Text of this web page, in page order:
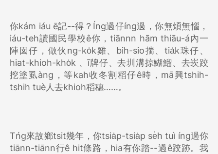
你kám iáu ē記--得？Íng過仔íng過，你無煩無惱，
iáu-teh讀國民學校ê你，tiānnn hām thiāu-á內一
陣囡仔，做伙ng-ko̍k雞、bih-sio揣、tia̍k珠仔、
hiat-khioh-kho̍k 、ī牌仔、去圳溝掠鰗鰡、去崁跤
挖塗虱àng，等kah收冬割稻仔ê時，mā興tshih-
tshih tuè人去khioh稻穗……。
Tńg來故鄉tsit幾年，你tsia̍p-tsia̍p se̍h tuì íng過你
tiānn-tiānn行ê hit條路，hia有你踏--過ê跤跡。我